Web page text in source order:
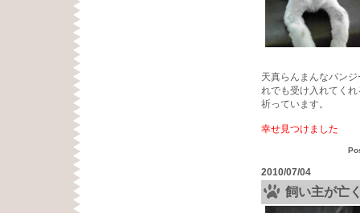
天真らんまんなパン
れでも受け入れてく
祈っています。
幸せ見つけました
2010/07/04
飼い主が亡